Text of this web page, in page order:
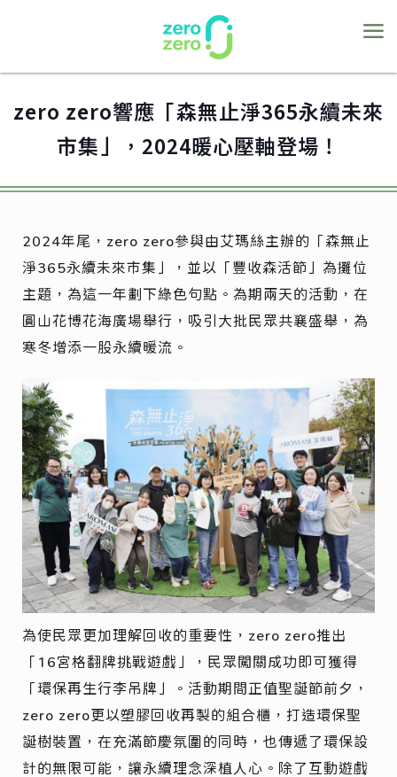
zero zero響應「森無止淨365永續未來
市集」，2024暖心壓軸登場！
2024年尾，zero zero參與由艾瑪絲主辦的「森無止
淨365永續未來市集」，並以「豐收森活節」為攤位
主題，為這一年劃下綠色句點。為期兩天的活動，在
圓山花博花海廣場舉行，吸引大批民眾共襄盛舉，為
寒冬增添一股永續暖流。
為使民眾更加理解回收的重要性，zero zero推出
「16宮格翻牌挑戰遊戲」，民眾闖關成功即可獲得
「環保再生行李吊牌」。活動期間正值聖誕節前夕，
zero zero更以塑膠回收再製的組合櫃，打造環保聖
誕樹裝置，在充滿節慶氛圍的同時，也傳遞了環保設
計的無限可能，讓永續理念深植人心。除了互動遊戲